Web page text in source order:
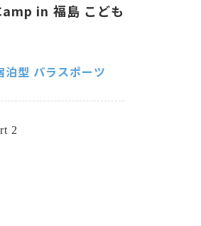
in 福島 こども
泊型 パラスポーツ